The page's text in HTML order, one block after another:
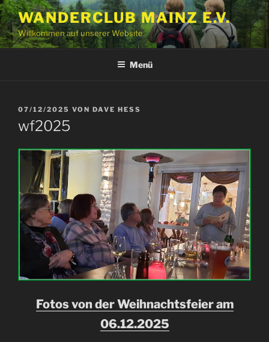
Zum
Inhalt
springen
WANDERCLUB MAINZ E.V.
Willkommen auf unserer Website
Menü
VERÖFFENTLICHT
AM
07/12/2025 VON DAVE HESS
wf2025
Fotos von der Weihnachtsfeier am
06.12.2025